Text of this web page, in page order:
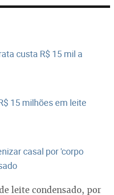
custa R$ 15 mil a
15 milhões em leite
casal por 'corpo
leite condensado, por